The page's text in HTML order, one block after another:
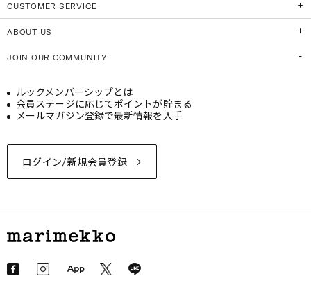
CUSTOMER SERVICE
ABOUT US
JOIN OUR COMMUNITY
ログイン/新規会員登録
ルックメンバーシップとは
会員ステージに応じてポイントが貯まる
メールマガジン登録で最新情報を入手